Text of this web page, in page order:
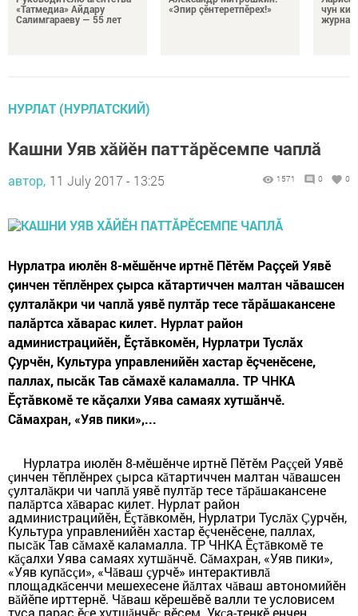
«Татмедиа» Айдару
Салимгараеву — 55 лет
«Эпир çӗнтеретпӗрех!»
чун
НУРЛАТ (НУРЛАТСКИЙ)
Кашни Уяв хăйӗн паттăрӗсемпе чаплă
автор, 11 July 2017 - 13:25 1571 0 0
Нурлатра июлӗн 8-мӗшӗнче иртнӗ Пӗтӗм Раççей Уявӗ
çинчен тӗплӗнрех çырса кăтартиччен малтан чăвашсен
çулталăкри чи чаплă уявӗ пултăр тесе тăрăшакансене
палăртса хăварас килет. Нурлат район
администрацийӗн, Ӗçтăвкомӗн, Нурлатри Туслăх
Çурчӗн, Культура управленийӗн хастар ӗçченӗсене,
паллах, пысăк Тав сăмахӗ каламалла. ТР ЧНКА
Ӗçтăвкомӗ те кăçалхи Уява самаях хутшăнчӗ.
Сăмахран, «Уяв пики»,...
Нурлатра июлӗн 8-мӗшӗнче иртнӗ Пӗтӗм Раççей Уявӗ
çинчен тӗплӗнрех çырса кăтартиччен малтан чăвашсен
çулталăкри чи чаплă уявӗ пултăр тесе тăрăшакансене
палăртса хăварас килет. Нурлат район
администрацийӗн, Ӗçтăвкомӗн, Нурлатри Туслăх Çурчӗн,
Культура управленийӗн хастар ӗçченӗсене, паллах,
пысăк Тав сăмахӗ каламалла. ТР ЧНКА Ӗçтăвкомӗ те
кăçалхи Уява самаях хутшăнчӗ. Сăмахран, «Уяв пики»,
«Уяв купăсçи», «Чăваш çурчӗ» интерактивлă
площадкăсенчи мешехесене йăлтах чăваш автономийӗн
вăйӗпе ирттернӗ. Чăваш кӗрешӗвӗ валли те условисем
туса парас ӗçе хутшăнчӗç вӗсем. Укçа-тенкӗ енчен